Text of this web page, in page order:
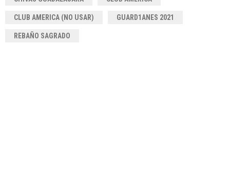
CLUB AMERICA (NO USAR) GUARD1ANES 2021
REBAÑO SAGRADO